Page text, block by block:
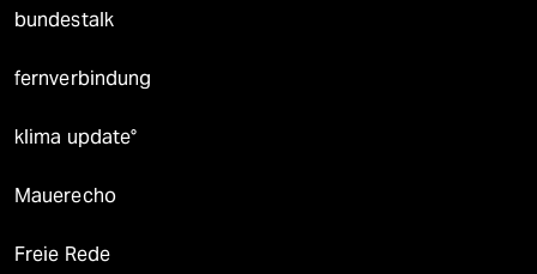
bundestalk
fernverbindung
klima update°
Mauerecho
Freie Rede